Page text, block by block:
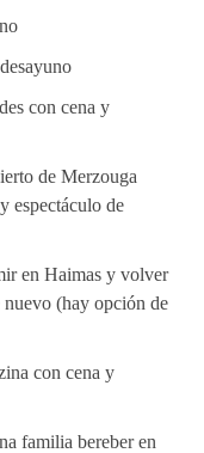
con cena y
de Merzouga
espectáculo de
en Haimas y volver
nuevo (hay opción de
con cena y
familia bereber en